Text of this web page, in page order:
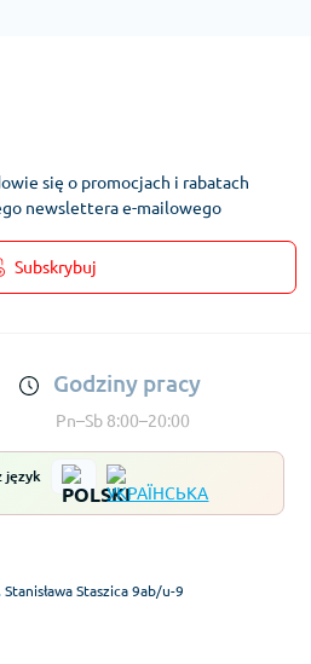
się o promocjach i rabatach
newslettera e-mailowego
Subskrybuj
Godziny pracy
Pn–Sb 8:00–20:00
język
Staszica 9ab/u-9